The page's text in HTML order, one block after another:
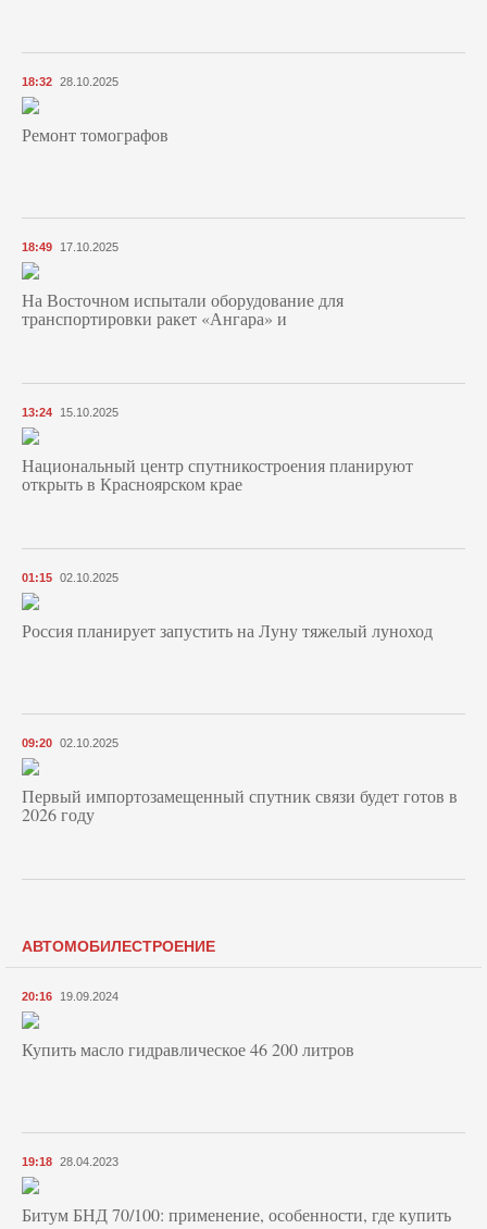
18:32 28.10.2025
Ремонт томографов
18:49 17.10.2025
На Восточном испытали оборудование для
транспортировки ракет «Ангара» и
13:24 15.10.2025
Национальный центр спутникостроения планируют
открыть в Красноярском крае
01:15 02.10.2025
Россия планирует запустить на Луну тяжелый луноход
09:20 02.10.2025
Первый импортозамещенный спутник связи будет готов в
2026 году
АВТОМОБИЛЕСТРОЕНИЕ
20:16 19.09.2024
Купить масло гидравлическое 46 200 литров
19:18 28.04.2023
Битум БНД 70/100: применение, особенности, где купить